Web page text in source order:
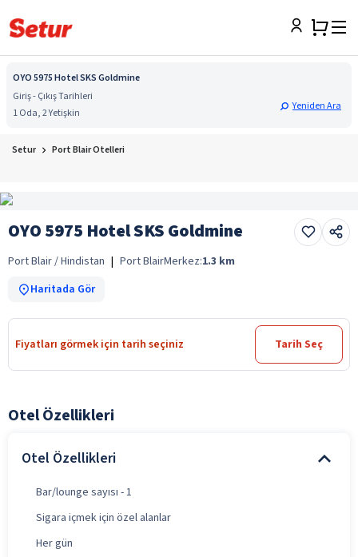
OYO 5975 Hotel SKS Goldmine
Giriş - Çıkış Tarihleri
1 Oda, 2 Yetişkin
Yeniden Ara
Setur Port Blair Otelleri
OYO 5975 Hotel SKS Goldmine
Port Blair / Hindistan | Port BlairMerkez:1.3 km
Haritada Gör
Fiyatları görmek için tarih seçiniz Tarih Seç
Otel Özellikleri
Otel Özellikleri
Bar/lounge sayısı - 1
Sigara içmek için özel alanlar
Her gün